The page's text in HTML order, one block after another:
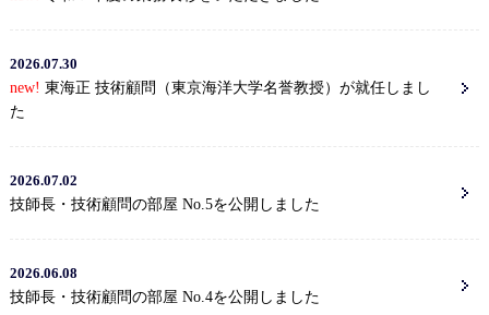
2026.07.30
new! 東海正 技術顧問（東京海洋大学名誉教授）が就任しまし
た
2026.07.02
技師長・技術顧問の部屋 No.5を公開しました
2026.06.08
技師長・技術顧問の部屋 No.4を公開しました